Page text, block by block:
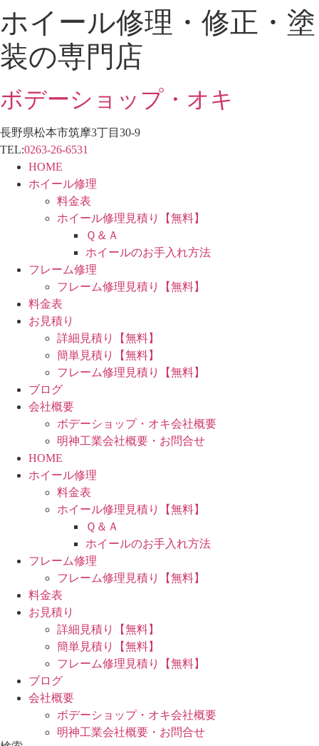
ン
テ
ン
に
キ
ッ
ホイール修理・修正・塗
装の専門店
ボデーショップ・オキ
長野県松本市筑摩3丁目30-9
TEL:0263-26-6531
HOME
ホイール修理
料金表
ホイール修理見積り【無料】
Ｑ＆Ａ
ホイールのお手入れ方法
フレーム修理
フレーム修理見積り【無料】
料金表
お見積り
詳細見積り【無料】
簡単見積り【無料】
フレーム修理見積り【無料】
ブログ
会社概要
ボデーショップ・オキ会社概要
明神工業会社概要・お問合せ
HOME
ホイール修理
料金表
ホイール修理見積り【無料】
Ｑ＆Ａ
ホイールのお手入れ方法
フレーム修理
フレーム修理見積り【無料】
料金表
お見積り
詳細見積り【無料】
簡単見積り【無料】
フレーム修理見積り【無料】
ブログ
会社概要
ボデーショップ・オキ会社概要
明神工業会社概要・お問合せ